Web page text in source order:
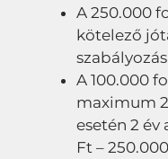
A 250.000
kötelező
A 100.000
maximum
esetén 2 év
Ft –